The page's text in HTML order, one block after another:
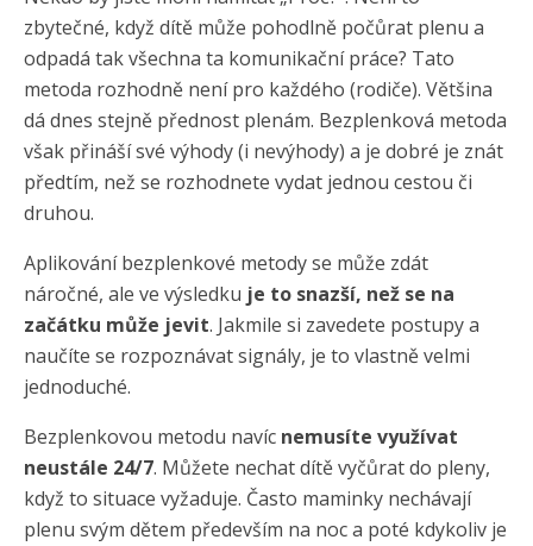
zbytečné, když dítě může pohodlně počůrat plenu a
odpadá tak všechna ta komunikační práce? Tato
metoda rozhodně není pro každého (rodiče). Většina
dá dnes stejně přednost plenám. Bezplenková metoda
však přináší své výhody (i nevýhody) a je dobré je znát
předtím, než se rozhodnete vydat jednou cestou či
druhou.
Aplikování bezplenkové metody se může zdát
náročné, ale ve výsledku je to snazší, než se na
začátku může jevit. Jakmile si zavedete postupy a
naučíte se rozpoznávat signály, je to vlastně velmi
jednoduché.
Bezplenkovou metodu navíc nemusíte využívat
neustále 24/7. Můžete nechat dítě vyčůrat do pleny,
když to situace vyžaduje. Často maminky nechávají
plenu svým dětem především na noc a poté kdykoliv je